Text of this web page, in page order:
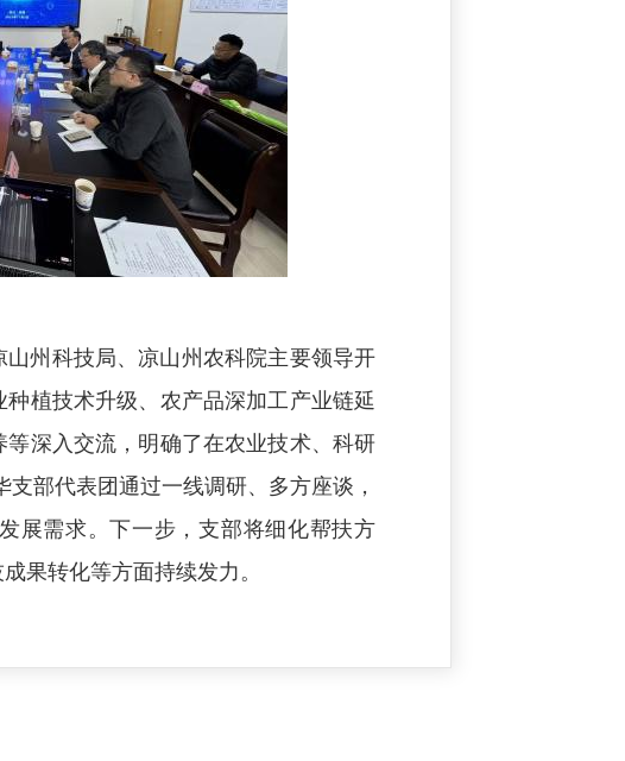
州科技局、凉山州农科院主要领导开
植技术升级、农产品深加工产业链延
深入交流，明确了在农业技术、科研
部代表团通过一线调研、多方座谈，
展需求。下一步，支部将细化帮扶方
果转化等方面持续发力。